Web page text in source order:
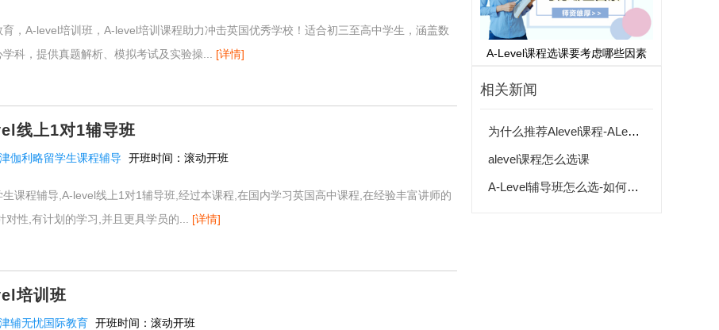
育，A-level培训班，A-level培训课程助力冲击英国优秀学校！适合初三至高中学生，涵盖数
科，提供真题解析、模拟考试及实验操... [详情]
线上1对1辅导班
伽利略留学生课程辅导 开班时间： 滚动开班
生课程辅导,A-level线上1对1辅导班,经过本课程,在国内学习英国高中课程,在经验丰富讲师的
对性,有计划的学习,并且更具学员的... [详情]
培训班
辅无忧国际教育 开班时间： 滚动开班
A-Level课程选课要考虑哪些因素
相关新闻
为什么推荐Alevel课程-ALevel课程为什么这么受欢迎
alevel课程怎么选课
A-Level辅导班怎么选-如何精挑细选A-level培训机构